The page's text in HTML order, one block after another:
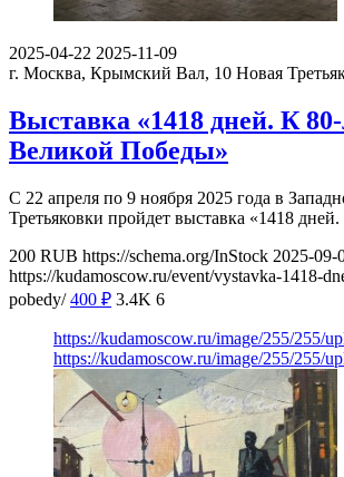
2025-04-22 2025-11-09
г. Москва, Крымский Вал, 10 Новая
Выставка «1418 дней. К
Великой Победы»
С 22 апреля по 9 ноября 2025 года в
Третьяковки пройдет выставка «1418 дней.
200 RUB https://schema.org/InStock 2025-09-
https://kudamoscow.ru/event/vystavka-1418-
pobedy/ 400 ₽ 3.4K 6
https://kudamoscow.ru/image/255/255/
https://kudamoscow.ru/image/255/255/